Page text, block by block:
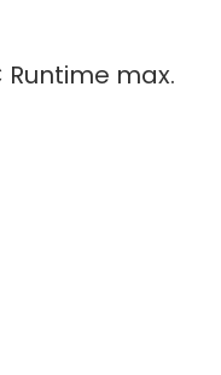
Runtime max.